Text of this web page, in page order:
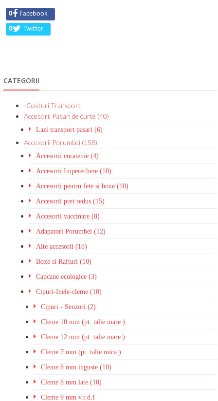
Facebook
0
Twitter
0
CATEGORII
-Costuri Transport
Accesorii Pasari de curte (40)
Lazi transport pasari (6)
Accesorii Porumbei (158)
Accesorii curatenie (4)
Accesorii Imperechere (10)
Accesorii pentru fete si boxe (10)
Accesorii pret redus (15)
Accesorii vaccinare (8)
Adapatori Porumbei (12)
Alte accesorii (18)
Boxe si Rafturi (10)
Capcane ecologice (3)
Cipuri-Inele-cleme (10)
Cipuri - Senzori (2)
Cleme 10 mm (pt. talie mare )
Cleme 12 mm (pt. talie mare )
Cleme 7 mm (pt. talie mica )
Cleme 8 mm inguste (10)
Cleme 8 mm late (10)
Cleme 9 mm v.r.d.f